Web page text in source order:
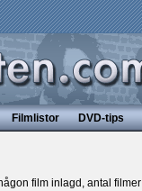
Filmlistor DVD-tips
film inlagd, antal